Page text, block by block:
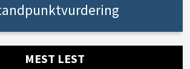
MEST LEST